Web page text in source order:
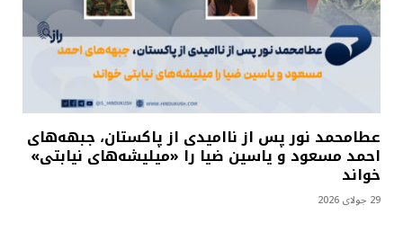
عطامحمد نور پس از ناامیدی از پاکستان، جبهه‌های
احمد مسعود و یاسین ضیا را «میلیشه‌های نیابتی»
خواند
29 جولای 2026